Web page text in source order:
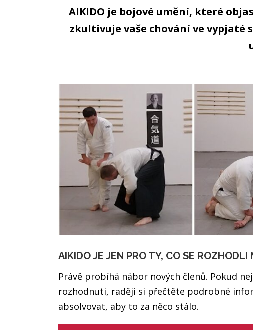
AIKIDO je bojové umění, které
zkultivuje vaše chování ve
AIKIDO JE JEN PRO TY, CO SE ROZHODLI
Právě probíhá nábor nových členů. Pokud
rozhodnuti, raději si přečtěte podrobné
absolvovat, aby to za něco stálo.